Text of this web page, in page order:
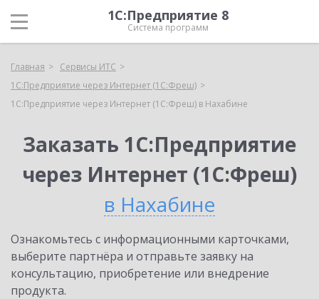
1С:Предприятие 8
Система программ
Главная
Сервисы ИТС
1С:Предприятие через Интернет (1С:Фреш)
1С:Предприятие через Интернет (1С:Фреш) в Нахабине
Заказать 1С:Предприятие
через Интернет (1С:Фреш)
в Нахабине
Ознакомьтесь с информационными карточками,
выберите партнёра и отправьте заявку на
консультацию, приобретение или внедрение
продукта.